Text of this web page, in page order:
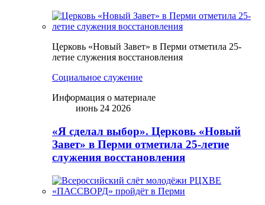
Церковь «Новый Завет» в Перми отметила 25-
летие служения восстановления
Социальное служение
Информация о материале
июнь 24 2026
«Я сделал выбор». Церковь «Новый
Завет» в Перми отметила 25-летие
служения восстановления